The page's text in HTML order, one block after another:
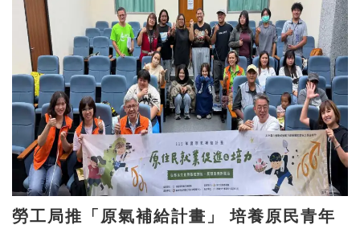
勞工局推「原氣補給計畫」 培養原民青年